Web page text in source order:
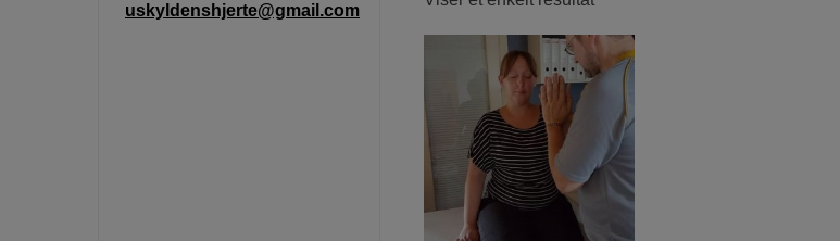
uskyldenshjerte@gmail.com